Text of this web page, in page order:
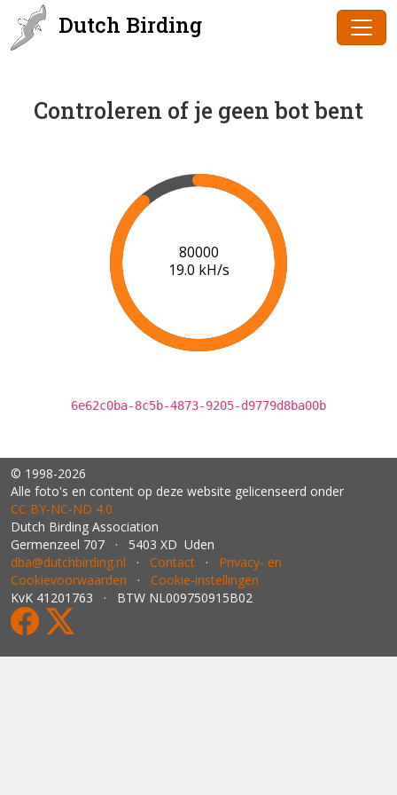
Dutch Birding
Controleren of je geen bot bent
81000
18.8 kH/s
6e62c0ba-8c5b-4873-9205-d9779d8ba00b
© 1998-2026
Alle foto's en content op deze website gelicenseerd onder
CC BY‑NC‑ND 4.0
Dutch Birding Association
Germenzeel 707 · 5403 XD Uden
dba@dutchbirding.nl · Contact · Privacy- en
Cookievoorwaarden · Cookie-instellingen
KvK 41201763 · BTW NL009750915B02